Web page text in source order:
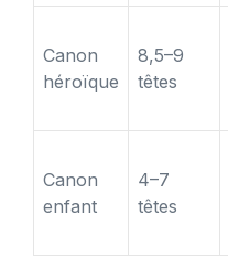
Canon
héroïque
8,5–9
têtes
Canon
enfant
4–7
têtes